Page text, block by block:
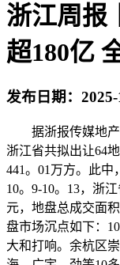
浙江周报
超180亿
发布日期：
据浙报传媒地产
浙江省共拟出让64
441。01万方。此中
10。9-10。13，浙
元，地盘总成交面
盘市场沉点如下：
大和打响。余杭区